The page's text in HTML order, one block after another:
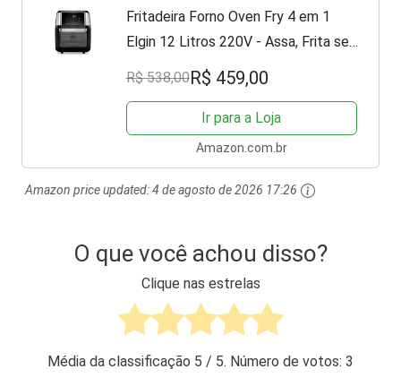
Fritadeira Forno Oven Fry 4 em 1
Elgin 12 Litros 220V - Assa, Frita sem
óleo, Desidrata e Reaquece - Airfryer
R$ 538,00R$ 459,00
Ir para a Loja
Amazon.com.br
Amazon price updated:4 de agosto de 2026 17:26
O que você achou disso?
Clique nas estrelas
Média da classificação 5 / 5. Número de votos: 3